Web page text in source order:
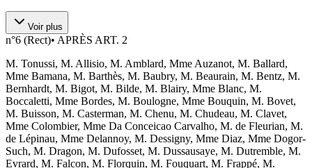
Voir plus
n°6 (Rect)• APRÈS ART. 2
M. Tonussi, M. Allisio, M. Amblard, Mme Auzanot, M. Ballard,
Mme Bamana, M. Barthès, M. Baubry, M. Beaurain, M. Bentz, M.
Bernhardt, M. Bigot, M. Bilde, M. Blairy, Mme Blanc, M.
Boccaletti, Mme Bordes, M. Boulogne, Mme Bouquin, M. Bovet,
M. Buisson, M. Casterman, M. Chenu, M. Chudeau, M. Clavet,
Mme Colombier, Mme Da Conceicao Carvalho, M. de Fleurian, M.
de Lépinau, Mme Delannoy, M. Dessigny, Mme Diaz, Mme Dogor-
Such, M. Dragon, M. Dufosset, M. Dussausaye, M. Dutremble, M.
Evrard, M. Falcon, M. Florquin, M. Fouquart, M. Frappé, M.